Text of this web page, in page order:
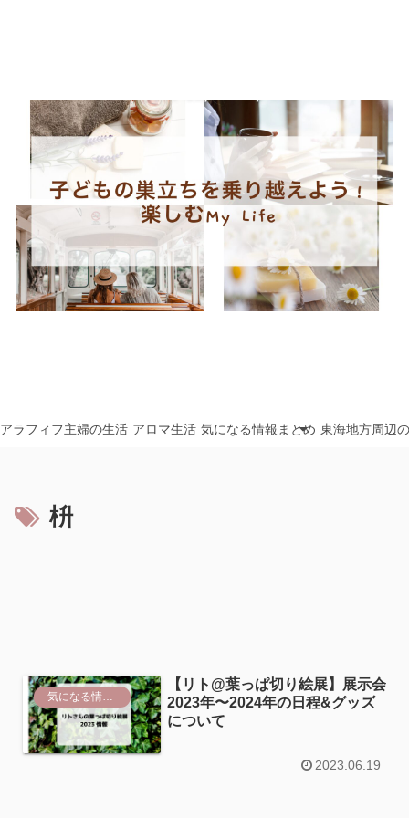
アラフィフ主婦の生活 アロマ生活 気になる情報まとめ 東海地方周辺
枡
気になる情報まとめ
【リト@葉っぱ切り絵展】展示会
2023年〜2024年の日程&グッズ
について
2023.06.19